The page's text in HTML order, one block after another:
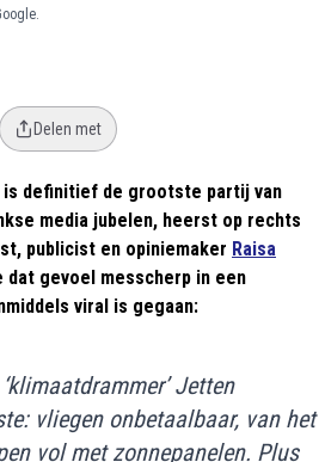
Delen met
is definitief de grootste partij van
media jubelen, heerst op rechts
publicist en opiniemaker Raisa
dat gevoel messcherp in een
viral is gegaan:
Jetten
vliegen onbetaalbaar, van het
vol met zonnepanelen. Plus